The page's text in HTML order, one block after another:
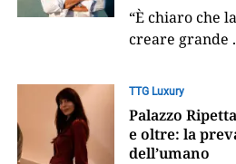
“È chiaro che
creare grande
TTG Luxury
Palazzo Ripetta
e oltre: la
dell’umano